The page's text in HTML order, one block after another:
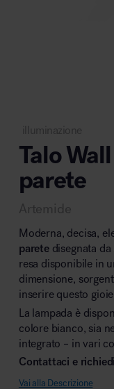
Area lounge e attesa
Area outdoor
Area hospitality
illuminazione
Talo
parete
Artemide
Moderna, decisa,
paretedisegnata da
resa disponibile in
dimensione,
inserire questo
La lampada è
colore bianco, sia
integrato – in vari
Contattaci e
Vai alla Descrizione